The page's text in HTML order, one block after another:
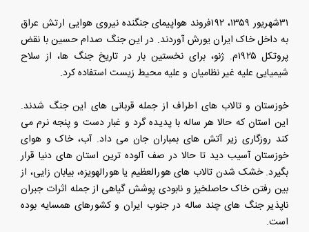
۳۱شهریور ۱۳۵۹، ۱۹۲فروند هواپیمای جنگنده نیروی هوایی ارتش عراق
به داخل خاک ایران یورش آوردند. در این جنگ صدام حسین با نقض
پروتکل ۱۹۲۵م. ژنو، برای نخستین بار در تاریخ جنگ ها، از سلاح
شیمیایی علیه غیر نظامیان و علیه محیط زیست استفاده کرد.
خوزستان و تالاب های اطراف از جمله قربانی های این جنگ شدند.
این استان که حالا هر ساله با پدیده گرد و غبار دست و پنجه نرم می
کند روزگاری زیر آتش های بمباران جان می داد. آب، خاک و هوای
خوزستان آسیب دید تا حالا در صف آلوده ترین استان های دنیا قرار
بگیرد. خشک شدن تالاب های هورالعظیم یا هورالهویزه، بیابان زایی، از
بین رفتن خاک حاصلخیز و نابودی پوشش گیاهی از جمله اثرات جبران
ناپذیر جنگ های چند ساله در جنوب ایران و کشورهای همسایه بوده
است.